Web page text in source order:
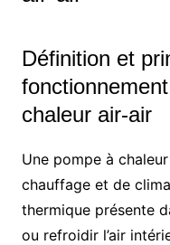
Définition et
chaleur air-air
Une pompe à
chauffage et de
thermique présente
ou refroidir l’air